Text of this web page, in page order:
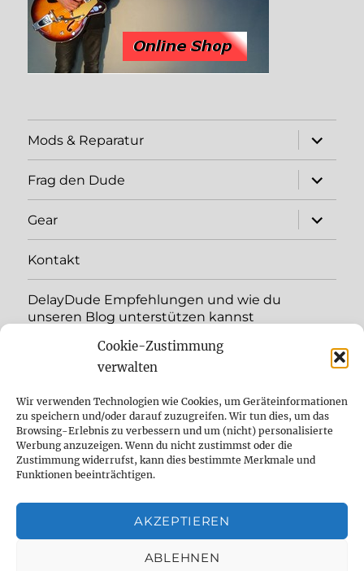
Cookie-Zustimmung
verwalten
Wir verwenden Technologien wie Cookies, um Geräteinformationen
zu speichern und/oder darauf zuzugreifen. Wir tun dies, um das
Browsing-Erlebnis zu verbessern und um (nicht) personalisierte
Werbung anzuzeigen. Wenn du nicht zustimmst oder die
Zustimmung widerrufst, kann dies bestimmte Merkmale und
Funktionen beeinträchtigen.
AKZEPTIEREN
ABLEHNEN
Mods & Reparatur
expand
child
menu
Frag den Dude
expand
child
menu
Gear
expand
child
menu
Kontakt
DelayDude Empfehlungen und wie du
unseren Blog unterstützen kannst
expand
child
YouTube
Instagram
Feed
Cookie Policy (EU)